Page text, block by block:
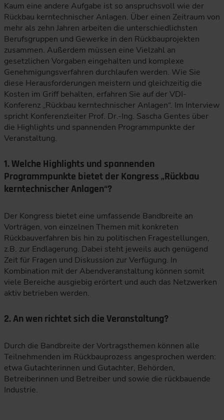
Kaum eine andere Aufgabe ist so anspruchsvoll wie der
Rückbau kerntechnischer Anlagen. Über einen Zeitraum von
mehr als zehn Jahren arbeiten die unterschiedlichsten
Berufsgruppen und Gewerke in den Rückbauprojekten
zusammen. Außerdem müssen eine Vielzahl an
gesetzlichen Vorgaben eingehalten und komplexe
Genehmigungsverfahren durchlaufen werden. Wie Sie
diese Herausforderungen meistern und gleichzeitig die
Kosten im Griff behalten, erfahren Sie auf der VDI-
Konferenz „Rückbau kerntechnischer Anlagen“. Im Interview
spricht Konferenzleiter Prof. Dr.-Ing. Sascha Gentes über
die Highlights und spannenden Programmpunkte der
Veranstaltung.
1. Welche Highlights und spannenden
Programmpunkte bietet der Kongress „Rückbau
kerntechnischer Anlagen“?
Der Kongress bietet eine umfassende Bandbreite an
Vorträgen, von einzelnen Themen mit konkreten
Rückbauverfahren bis hin zu politischen Fragestellungen,
z.B. zur Endlagerung. Dabei steht jeweils auch genügend
Zeit für Fragen und Diskussion zur Verfügung. In
Kombination mit der Abendveranstaltung können somit
viele Bereiche ausgiebig erörtert und auch das Netzwerken
aktiv betrieben werden.
2. An wen richtet sich die Veranstaltung?
Durch die Bandbreite der Vortragsthemen können alle
Teilnehmenden im Rückbauprozess angesprochen werden:
etwa Gutachterinnen und Gutachter, Behörden,
Betreiberinnen und Betreiber und sowie die rückbauende
Industrie.